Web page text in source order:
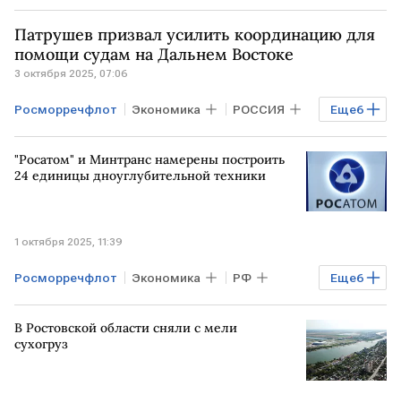
РФ Росморпорт
водный транспорт
Патрушев призвал усилить координацию для
помощи судам на Дальнем Востоке
3 октября 2025, 07:06
Еще6
Росморречфлот Экономика РОССИЯ
РФ Дальний Восток
Хабаровский край Николай Патрушев
"Росатом" и Минтранс намерены построить
24 единицы дноуглубительной техники
1 октября 2025, 11:39
Еще6
Росморречфлот Экономика РФ
Чукотка АРКТИКА
Николай Патрушев
В Ростовской области сняли с мели
сухогруз